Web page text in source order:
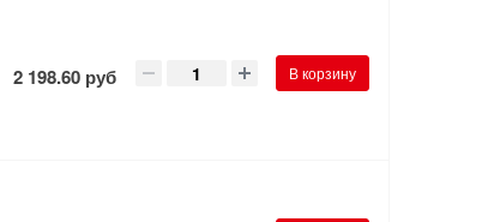
2 198.60 руб В корзину